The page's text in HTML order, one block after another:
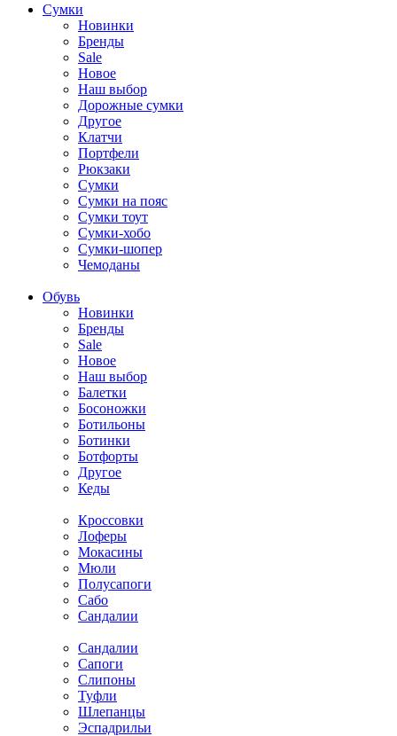
Cумки
Новинки
Бренды
Sale
Новое
Наш выбор
Дорожные сумки
Другое
Клатчи
Портфели
Рюкзаки
Сумки
Сумки на пояс
Сумки тоут
Сумки-хобо
Сумки-шопер
Чемоданы
Обувь
Новинки
Бренды
Sale
Новое
Наш выбор
Балетки
Босоножки
Ботильоны
Ботинки
Ботфорты
Другое
Кеды
Кроссовки
Лоферы
Мокасины
Мюли
Полусапоги
Сабо
Сандалии
Сандалии
Сапоги
Слипоны
Туфли
Шлепанцы
Эспадрильи